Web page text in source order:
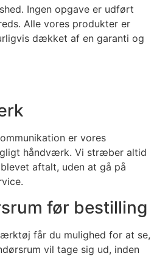
Ingen opgave er udført
Alle vores produkter er
dækket af en garanti og
er vores
håndværk. Vi stræber altid
aftalt, uden at gå på
før bestilling
får du mulighed for at se,
vil tage sig ud, inden